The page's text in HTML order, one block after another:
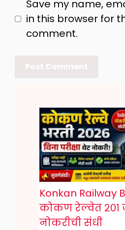
Save my name,
in this browser for
comment.
Konkan Railway
कोकण रेल्वेत २०१
नोकरीची संधी